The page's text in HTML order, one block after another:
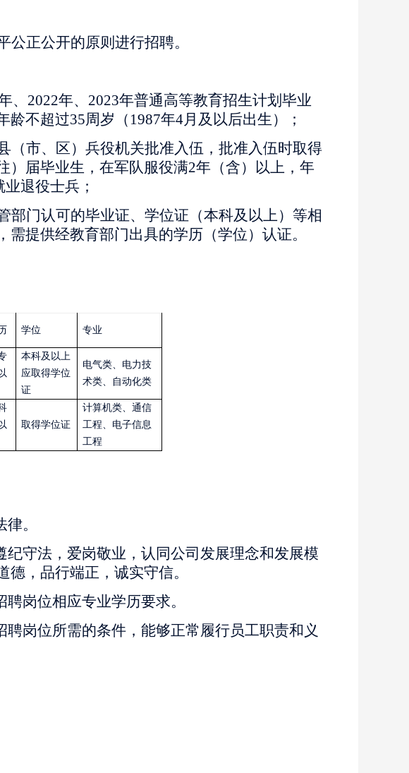
正公开的原则进行招聘。
、2022年、2023年普通高等教育招生计划毕业
不超过35周岁（1987年4月及以后出生）；
（市、区）兵役机关批准入伍，批准入伍时取得
）届毕业生，在军队服役满2年（含）以上，年
退役士兵；
部门认可的毕业证、学位证（本科及以上）等相
提供经教育部门出具的学历（学位）认证。
学位 专业
本科及以上
应取得学位
证
电气类、电力技
术类、自动化类
取得学位证
计算机类、通信
工程、电子信息
工程
。
守法，爱岗敬业，认同公司发展理念和发展模
，品行端正，诚实守信。
岗位相应专业学历要求。
岗位所需的条件，能够正常履行员工职责和义